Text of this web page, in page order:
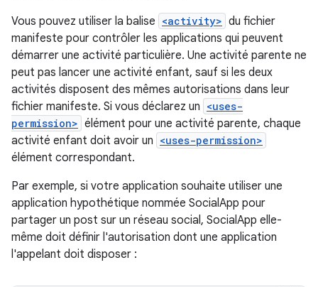
Vous pouvez utiliser la balise <activity> du fichier
manifeste pour contrôler les applications qui peuvent
démarrer une activité particulière. Une activité parente ne
peut pas lancer une activité enfant, sauf si les deux
activités disposent des mêmes autorisations dans leur
fichier manifeste. Si vous déclarez un <uses-
permission> élément pour une activité parente, chaque
activité enfant doit avoir un <uses-permission>
élément correspondant.
Par exemple, si votre application souhaite utiliser une
application hypothétique nommée SocialApp pour
partager un post sur un réseau social, SocialApp elle-
même doit définir l'autorisation dont une application
l'appelant doit disposer :